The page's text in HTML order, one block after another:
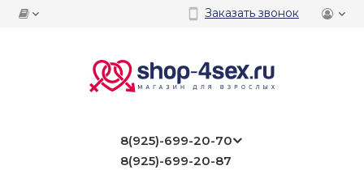
Заказать звонок
8(925)-699-20-70
8(925)-699-20-87